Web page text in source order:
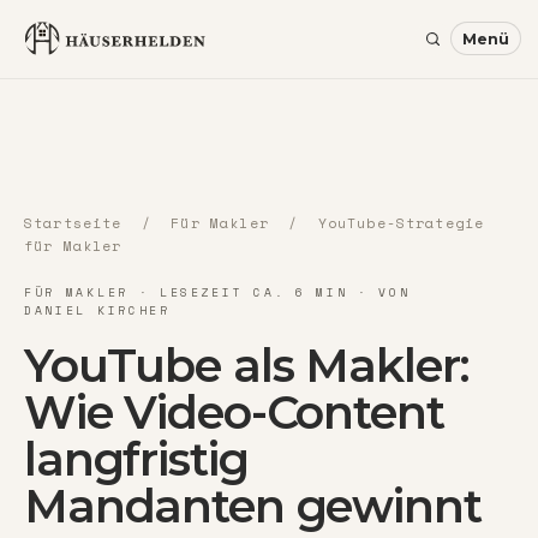
Startseite / Für Makler / YouTube-Strategie
für Makler
FÜR MAKLER · LESEZEIT CA. 6 MIN · VON
DANIEL KIRCHER
YouTube als Makler:
Wie Video-Content
langfristig
Mandanten gewinnt